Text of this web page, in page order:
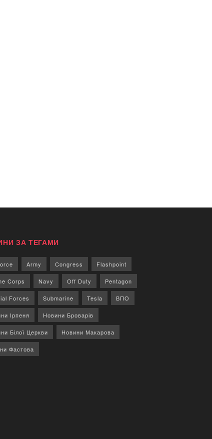
ЗА ТЕГАМИ
Army Congress Flashpoint
Corps Navy Off Duty Pentagon
Forces Submarine Tesla ВПО
Ірпеня Новини Броварів
Білої Церкви Новини Макарова
Фастова